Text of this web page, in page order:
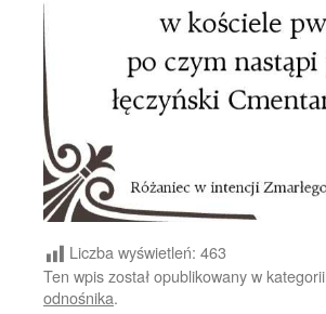
Liczba wyświetleń: 463
Ten wpis został opublikowany w kategorii
odnośnika.